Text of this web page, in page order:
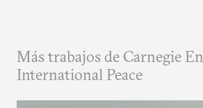
Más trabajos de Carnegie
International Peace